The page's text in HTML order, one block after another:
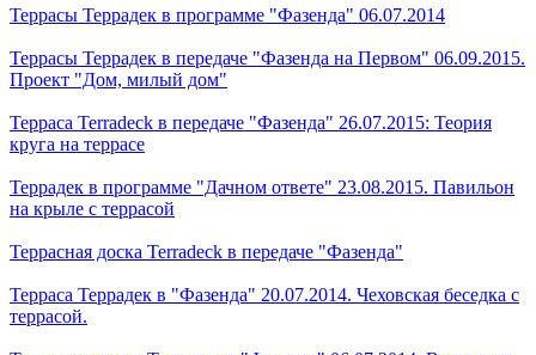
Террасы Террадек в программе "Фазенда" 06.07.2014
Террасы Террадек в передаче "Фазенда на Первом" 06.09.2015.
Проект "Дом, милый дом"
Терраса Terradeck в передаче "Фазенда" 26.07.2015: Теория
круга на террасе
Террадек в программе "Дачном ответе" 23.08.2015. Павильон
на крыле с террасой
Террасная доска Terradeck в передаче "Фазенда"
Терраса Террадек в "Фазенда" 20.07.2014. Чеховская беседка с
террасой.